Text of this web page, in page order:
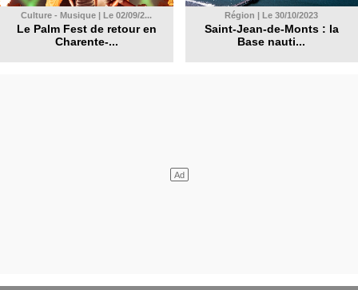
Culture - Musique | Le 02/09/2...
Le Palm Fest de retour en
Charente-...
Région | Le 30/10/2023
Saint-Jean-de-Monts : la
Base nauti...